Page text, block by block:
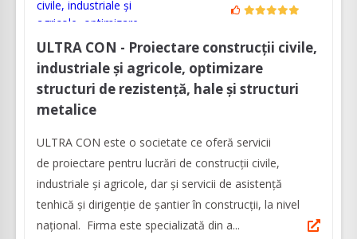
ULTRA CON - Proiectare construcții civile,
industriale și agricole, optimizare
structuri de rezistență, hale și structuri
metalice
ULTRA CON este o societate ce oferă servicii
de proiectare pentru lucrări de construcții civile,
industriale și agricole, dar şi servicii de asistenţă
tenhică şi dirigenţie de şantier în construcţii, la nivel
naţional. Firma este specializată din a...